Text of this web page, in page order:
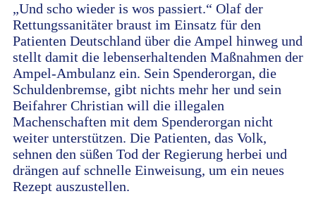
„Und scho wieder is wos passiert.“ Olaf der
Rettungssanitäter braust im Einsatz für den
Patienten Deutschland über die Ampel hinweg und
stellt damit die lebenserhaltenden Maßnahmen der
Ampel-Ambulanz ein. Sein Spenderorgan, die
Schuldenbremse, gibt nichts mehr her und sein
Beifahrer Christian will die illegalen
Machenschaften mit dem Spenderorgan nicht
weiter unterstützen. Die Patienten, das Volk,
sehnen den süßen Tod der Regierung herbei und
drängen auf schnelle Einweisung, um ein neues
Rezept auszustellen.